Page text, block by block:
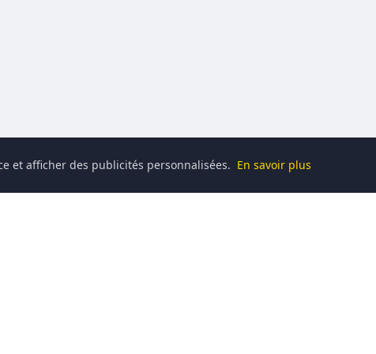
et afficher des publicités personnalisées. En savoir plus